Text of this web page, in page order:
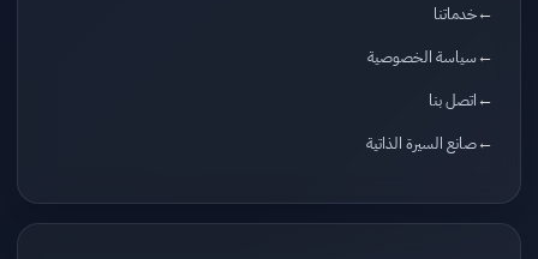
خدماتنا
سياسة الخصوصية
اتصل بنا
صانع السيرة الذاتية